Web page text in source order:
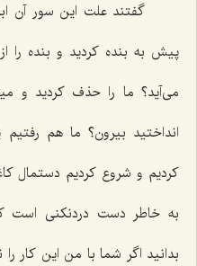
گفتند علت این سور آن
پیش به بنده کردید و بنده را
می‌آید؟ ما را حذف کردید و
انداختید بیرون؟ ما هم
کردیم و شروع کردیم دستمال
به خاطر دست دردنکنی است
بدانید اگر شما با من این کار